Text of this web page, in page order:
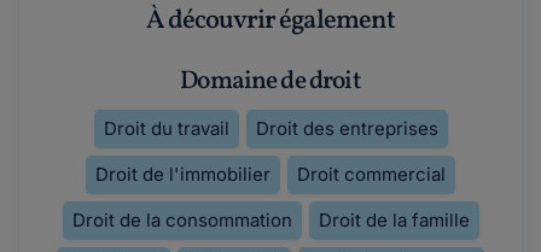
À découvrir également
Domaine de droit
Droit du travail
Droit des entreprises
Droit de l'immobilier
Droit commercial
Droit de la consommation
Droit de la famille